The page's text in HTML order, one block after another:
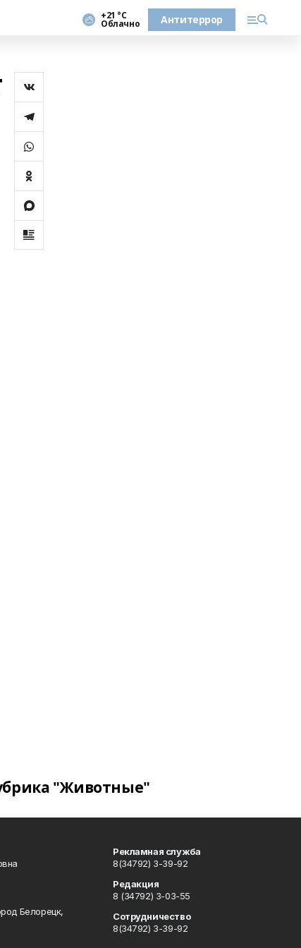
+21 °С
Облачно Антитеррор
"Животные"
Белорецк,
Рекламная служба
8(34792) 3-39-92
Редакция
8 (34792) 3-03-55
Сотрудничество
8(34792) 3-39-92